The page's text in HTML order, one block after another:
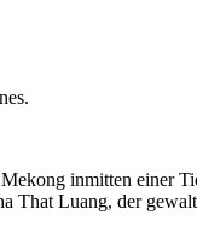
inmitten einer
That Luang, der